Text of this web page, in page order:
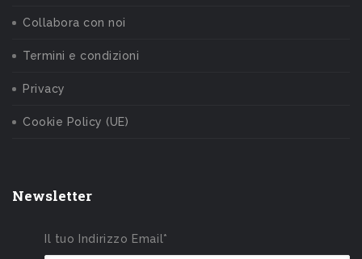
Collabora con noi
Termini e condizioni
Privacy
Cookie Policy (UE)
Newsletter
Il tuo Indirizzo Email*